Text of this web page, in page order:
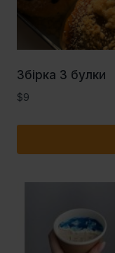
Збірка 3 булки
$9